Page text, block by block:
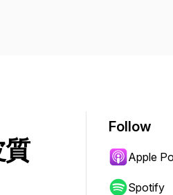
質
Follow
Apple
Spotify